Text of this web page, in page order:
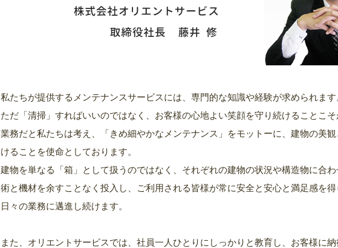
私たちが提供するメンテナンスサービスには、専門的な知識や経験が求められます
ただ「清掃」すればいいのではなく、お客様の心地よい笑顔を守り続けることこ
業務だと私たちは考え、「きめ細やかなメンテナンス」をモットーに、建物の美
けることを使命としております。
建物を単なる「箱」として扱うのではなく、それぞれの建物の状況や構造物に合
術と機材を余すことなく投入し、ご利用される皆様が常に安全と安心と満足感を得
日々の業務に邁進し続けます。
また、オリエントサービスでは、社員一人ひとりにしっかりと教育し、お客様に